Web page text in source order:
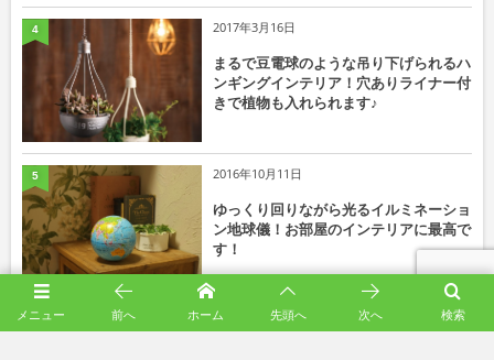
2017年3月16日
まるで豆電球のような吊り下げられるハ
ンギングインテリア！穴ありライナー付
きで植物も入れられます♪
4
2016年10月11日
ゆっくり回りながら光るイルミネーショ
ン地球儀！お部屋のインテリアに最高で
す！
5
メニュー 検索
前へ ホーム 先頭へ 次へ